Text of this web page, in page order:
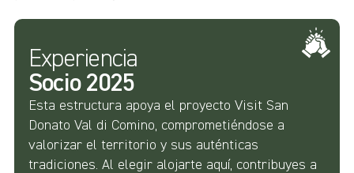
Experiencia
Socio 2025
Esta estructura apoya el proyecto Visit San
Donato Val di Comino, comprometiéndose a
valorizar el territorio y sus auténticas
tradiciones. Al elegir alojarte aquí, contribuyes a